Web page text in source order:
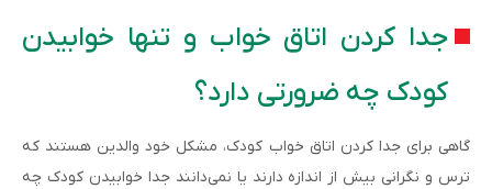
جدا کردن اتاق خواب و تنها خوابیدن
کودک چه ضرورتی دارد؟
گاهی برای جدا کردن اتاق خواب کودک، مشکل خود والدین هستند که
ترس و نگرانی بیش از اندازه دارند یا نمی‌دانند جدا خوابیدن کودک چه